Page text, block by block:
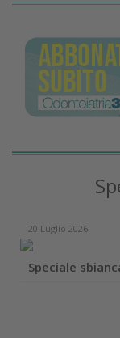
20 Luglio 2026
Speciale